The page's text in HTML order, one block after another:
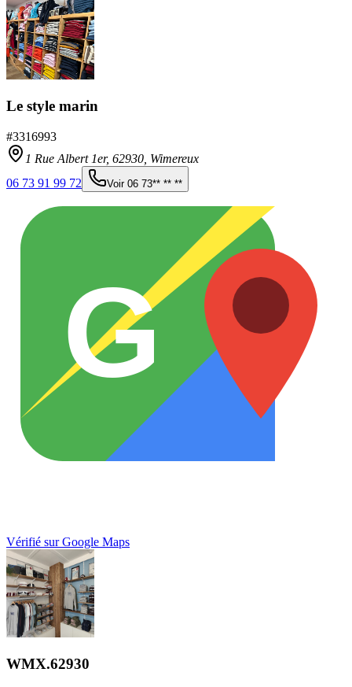
Le style marin
#3316993
1 Rue Albert 1er, 62930 Wimereux
06 73 91 99 72
Voir 06 73** ** **
G
Vérifié sur Google Maps
WMX.62930